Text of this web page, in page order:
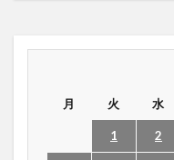
月 火 水
1 2